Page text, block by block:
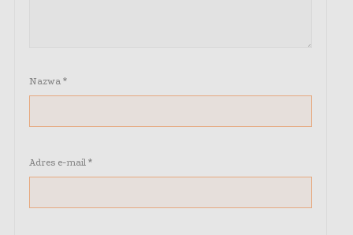
Nazwa *
Adres e-mail *